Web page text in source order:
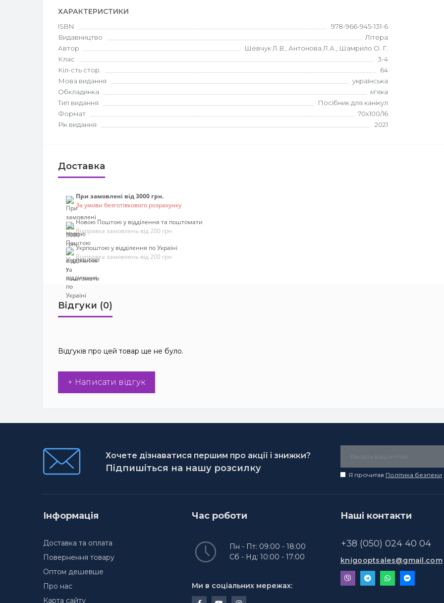
ХАРАКТЕРИСТИКИ
ISBN
978-966-945-131-6
Видавництво
Літера
Автор
Шевчук Л.В., Антонова Л.А., Шамрило О. Г.
Клас
3-4
Кіл-сть стор.
64
Мова видання
українська
Обкладинка
м'яка
Тип видання
Посібник для канікул
Формат
70х100/16
Рік видання
2021
Доставка
При замовлені від 3000 грн.
За умови безготівкового розрахунку
Новою Поштою у відділення та поштомати
Відправка замовлень від 200 грн
Укрпоштою у відділення по Україні
Відправка замовлень від 200 грн
Відгуки (0)
Відгуків про цей товар ще не було.
+ Написати відгук
Хочете дізнаватися першим про акції і знижки?
Підпишіться на нашу розсилку
Я прочитав Політика безпеки
Інформація
Доставка та оплата
Повернення товару
Оптом дешевше
Про нас
Карта сайту
Час роботи
Пн - Пт: 09:00 - 18:00
Сб - Нд: 10:00 - 17:00
Ми в соціальних мережах:
Наші контакти
+38 (050) 024 40 04
knigooptsales@gmail.com